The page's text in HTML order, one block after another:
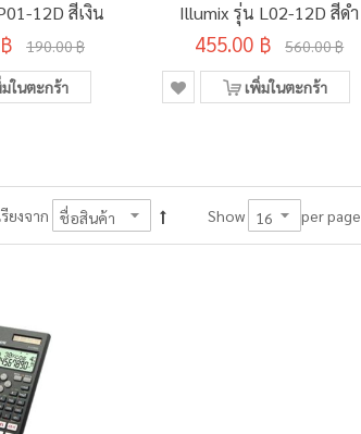
12D สีเงิน
190.00 ฿
ในตะกร้า
Illumix รุ่น L02-12D สีดำ
455.00 ฿ 560.00 ฿
เพิ่มในตะกร้า
รียงจาก Show per page